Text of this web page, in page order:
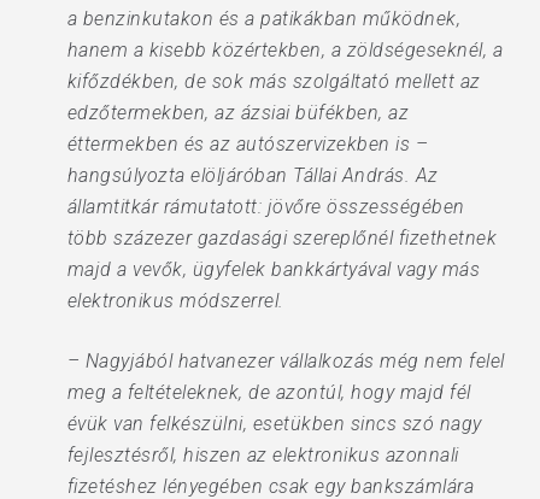
a benzinkutakon és a patikákban működnek,
hanem a kisebb közértekben, a zöldségeseknél, a
kifőzdékben, de sok más szolgáltató mellett az
edzőtermekben, az ázsiai büfékben, az
éttermekben és az autószervizekben is –
hangsúlyozta elöljáróban Tállai András. Az
államtitkár rámutatott: jövőre összességében
több százezer gazdasági szereplőnél fizethetnek
majd a vevők, ügyfelek bankkártyával vagy más
elektronikus módszerrel.
– Nagyjából hatvanezer vállalkozás még nem felel
meg a feltételeknek, de azontúl, hogy majd fél
évük van felkészülni, esetükben sincs szó nagy
fejlesztésről, hiszen az elektronikus azonnali
fizetéshez lényegében csak egy bankszámlára